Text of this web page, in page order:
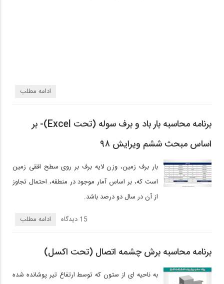
ادامه مطلب
برنامه محاسبه بار باد و برف سوله (تحت Excel)- بر
اساس مبحث ششم ویرایش ۹۸
بار برف زمین، وزن لایه برف بر روی سطح افقی زمین
است که، بر اساس آمار موجود در منطقه، احتمال تجاوز
از آن در سال دو درصد باشد.
ادامه مطلب 15 دیدگاه‌
برنامه محاسبه برش چشمه اتصال (تحت اکسل)
به ناحیه ای از ستون که توسط ارتفاع تیر پوشانده شده